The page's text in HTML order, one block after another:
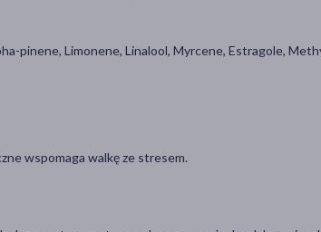
pinene, Limonene, Linalool, Myrcene, Estragole,
wspomaga walkę ze stresem.